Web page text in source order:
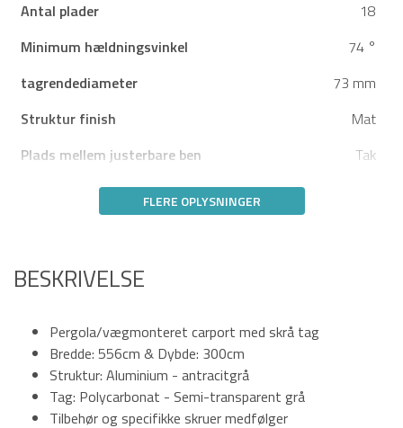
Antal plader
18
Minimum hældningsvinkel
74 °
tagrendediameter
73 mm
Struktur finish
Mat
Plads mellem justerbare ben
Tak
FLERE OPLYSNINGER
BESKRIVELSE
Pergola/vægmonteret carport med skrå tag
Bredde: 556cm & Dybde: 300cm
Struktur: Aluminium - antracitgrå
Tag: Polycarbonat - Semi-transparent grå
Tilbehør og specifikke skruer medfølger